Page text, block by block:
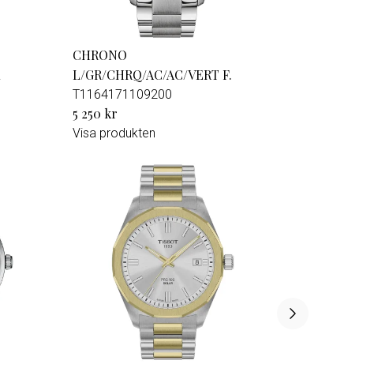
CHRONO
L/GR/CHRQ/AC/AC/VERT F.
T1164171109200
5 250 kr
Visa produkten